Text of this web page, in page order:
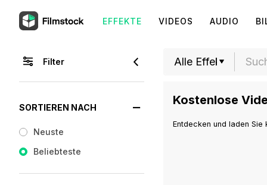
EFFEKTE VIDEOS AUDIO
Filter
SORTIEREN NACH
Neuste
Beliebteste
Kostenlose
Entdecken und laden